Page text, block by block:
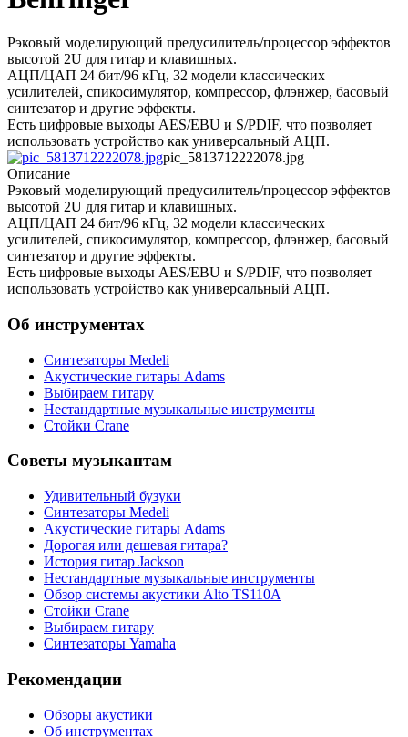
Рэковый моделирующий предусилитель/процессор эффектов
высотой 2U для гитар и клавишных.
АЦП/ЦАП 24 бит/96 кГц, 32 модели классических
усилителей, спикосимулятор, компрессор, флэнжер, басовый
синтезатор и другие эффекты.
Есть цифровые выходы AES/EBU и S/PDIF, что позволяет
использовать устройство как универсальный АЦП.
pic_5813712222078.jpg
Описание
Рэковый моделирующий предусилитель/процессор эффектов
высотой 2U для гитар и клавишных.
АЦП/ЦАП 24 бит/96 кГц, 32 модели классических
усилителей, спикосимулятор, компрессор, флэнжер, басовый
синтезатор и другие эффекты.
Есть цифровые выходы AES/EBU и S/PDIF, что позволяет
использовать устройство как универсальный АЦП.
Об инструментах
Синтезаторы Мedeli
Акустические гитары Adams
Выбираем гитару
Нестандартные музыкальные инструменты
Стойки Crane
Советы музыкантам
Удивительный бузуки
Синтезаторы Мedeli
Акустические гитары Adams
Дорогая или дешевая гитара?
История гитар Jackson
Нестандартные музыкальные инструменты
Обзор системы акустики Alto TS110A
Стойки Crane
Выбираем гитару
Синтезаторы Yamaha
Рекомендации
Обзоры акустики
Об инструментах